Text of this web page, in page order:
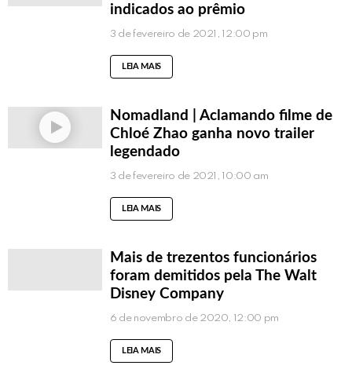
indicados ao prêmio
3 de fevereiro de 2021, 12:00 pm
LEIA MAIS
Nomadland | Aclamando filme de
Chloé Zhao ganha novo trailer
legendado
3 de fevereiro de 2021, 10:00 am
LEIA MAIS
Mais de trezentos funcionários
foram demitidos pela The Walt
Disney Company
6 de novembro de 2020, 12:00 pm
LEIA MAIS